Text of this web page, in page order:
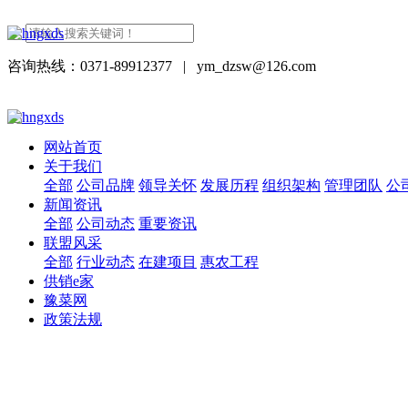
咨询热线：0371-89912377 | ym_dzsw@126.com
网站首页
关于我们
全部 公司品牌 领导关怀 发展历程 组织架构 管理团队 公
新闻资讯
全部 公司动态 重要资讯
联盟风采
全部 行业动态 在建项目 惠农工程
供销e家
豫菜网
政策法规